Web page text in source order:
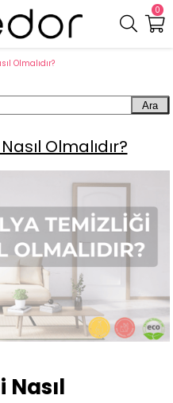
0
Olmalıdır?
Ara
Olmalıdır?